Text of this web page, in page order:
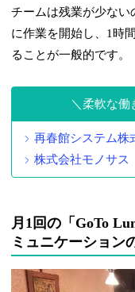
チームは残業が少ない
に作業を開始し、1時
ることが一般的です。
柔軟な働
再春館システム株
株式会社モノサス
月1回の「GoTo
ミュニケーション